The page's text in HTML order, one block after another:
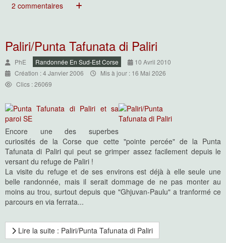
2 commentaires
Paliri/Punta Tafunata di Paliri
PhE Randonnée En Sud-Est Corse
10 Avril 2010
Création : 4 Janvier 2006
Mis à jour : 16 Mai 2026
Clics : 26069
Encore une des superbes
curiosités de la Corse que cette "pointe percée" de la Punta
Tafunata di Paliri qui peut se grimper assez facilement depuis le
versant du refuge de Paliri !
La visite du refuge et de ses environs est déjà à elle seule une
belle randonnée, mais il serait dommage de ne pas monter au
moins au trou, surtout depuis que "Ghjuvan-Paulu" a tranformé ce
parcours en via ferrata...
Lire la suite : Paliri/Punta Tafunata di Paliri